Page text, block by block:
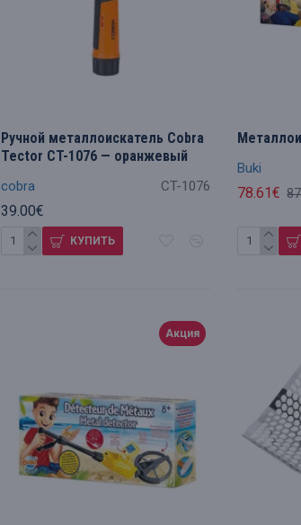
cobra CT-1076
Ручной металлоискатель Cobra
Tector CT-1076 — оранжевый
39.00€
КУПИТЬ
Buki
78.61€
Акция